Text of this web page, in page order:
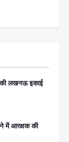
की लखनऊ इकाई
में आरक्षक की